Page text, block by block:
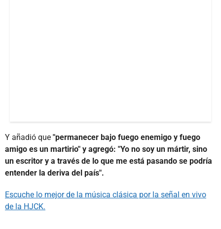
Y añadió que "permanecer bajo fuego enemigo y fuego
amigo es un martirio" y agregó: "Yo no soy un mártir, sino
un escritor y a través de lo que me está pasando se podría
entender la deriva del país".
Escuche lo mejor de la música clásica por la señal en vivo
de la HJCK.